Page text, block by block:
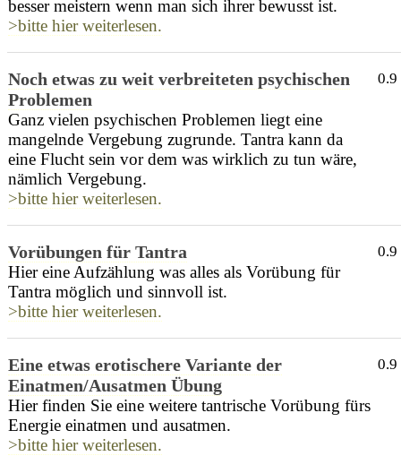
besser meistern wenn man sich ihrer bewusst ist.
>bitte hier weiterlesen.
Noch etwas zu weit verbreiteten psychischen
Problemen
Ganz vielen psychischen Problemen liegt eine
mangelnde Vergebung zugrunde. Tantra kann da
eine Flucht sein vor dem was wirklich zu tun wäre,
nämlich Vergebung.
>bitte hier weiterlesen.
0.9
Vorübungen für Tantra
Hier eine Aufzählung was alles als Vorübung für
Tantra möglich und sinnvoll ist.
>bitte hier weiterlesen.
0.9
Eine etwas erotischere Variante der
Einatmen/Ausatmen Übung
Hier finden Sie eine weitere tantrische Vorübung fürs
Energie einatmen und ausatmen.
>bitte hier weiterlesen.
0.9